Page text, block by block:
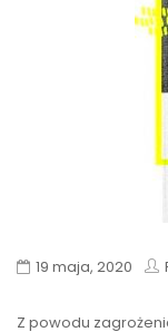
19 maja, 2020
Z powodu